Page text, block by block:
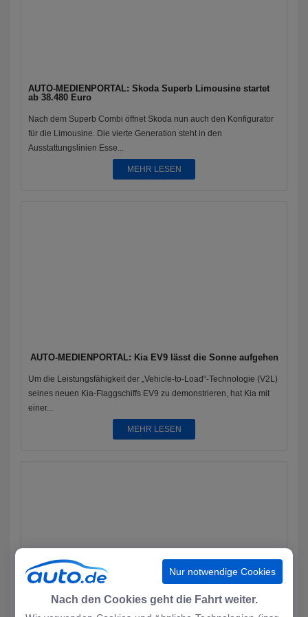
AUTO-MEDIENPORTAL: Skoda Superb Limousine startet
ab 38.480 Euro
Nach dem Superb Combi öffnet Skoda nun auch den Konfigurator
für die Limousine. Die vierte Generation steht in den
Ausstattungslinien Esse...
MEHR LESEN
AUTO-MEDIENPORTAL: Kia EV9 lässt die Sonne aufgehen
Um die Leistungsfähigkeit der „Vehicle-to-Load“-Technologie (V2L)
seines neuen Kia-Flaggschiffs EV9 zu demonstrieren, hat Kia mit
einer...
MEHR LESEN
Nur notwendige Cookies
Nach den Cookies geht die Fahrt weiter.